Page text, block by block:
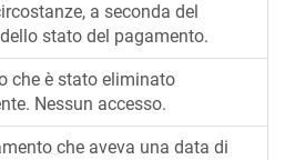
a seconda del
stato del pagamento.
che è stato eliminato
Nessun accesso.
che aveva una data di